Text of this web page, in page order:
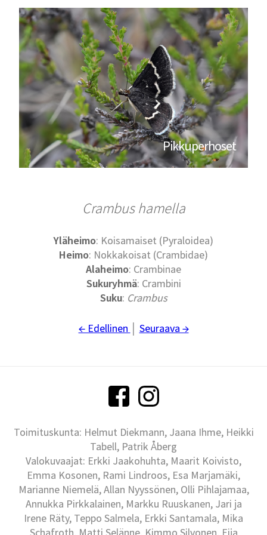
Pikkuperhoset
Crambus hamella
Yläheimo: Koisamaiset (Pyraloidea)
Heimo: Nokkakoisat (Crambidae)
Alaheimo: Crambinae
Sukuryhmä: Crambini
Suku: Crambus
← Edellinen Seuraava →
Toimituskunta: Helmut Diekmann, Jaana Ihme, Heikki
Tabell, Patrik Åberg
Valokuvaajat: Erkki Jaakohuhta, Maarit Koivisto,
Emma Kosonen, Rami Lindroos, Esa Marjamäki,
Marianne Niemelä, Allan Nyyssönen, Olli Pihlajamaa,
Annukka Pirkkalainen, Markku Ruuskanen, Jari ja
Irene Räty, Teppo Salmela, Erkki Santamala, Mika